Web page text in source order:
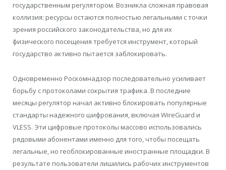
государственным регулятором. Возникла сложная правовая
коллизия: ресурсы остаются полностью легальными с точки
зрения российского законодательства, но для их
физического посещения требуется инструмент, который
государство активно пытается заблокировать.
Одновременно Роскомнадзор последовательно усиливает
борьбу с протоколами сокрытия трафика. В последние
месяцы регулятор начал активно блокировать популярные
стандарты надежного шифрования, включая WireGuard и
VLESS. Эти цифровые протоколы массово использовались
рядовыми абонентами именно для того, чтобы посещать
легальные, но геоблокированные иностранные площадки. В
результате пользователи лишились рабочих инструментов